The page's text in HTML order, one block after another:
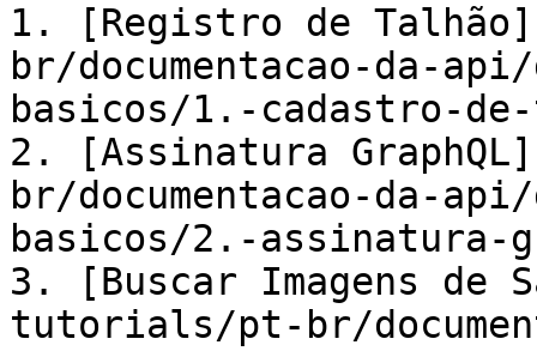
1. [Registro de
br/documentacao-da-
basicos/1.-cadastro-
2. [Assinatura
br/documentacao-da-
basicos/2.-assinatura-
3. [Buscar Imagens de
tutorials/pt-br/